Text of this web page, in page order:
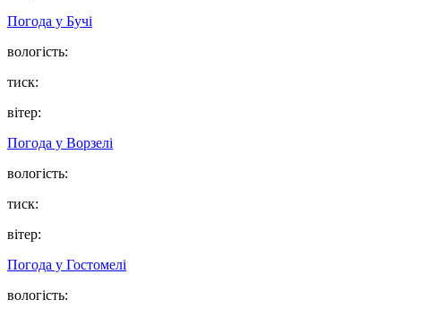
Погода у Бучі
вологість:
тиск:
вітер:
Погода у Ворзелі
вологість:
тиск:
вітер:
Погода у Гостомелі
вологість: